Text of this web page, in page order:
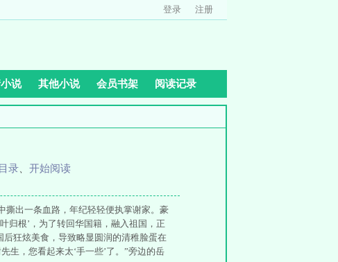
登录 注册
说 其他小说 会员书架 阅读记录
录
开始阅读
撕出一条血路，年纪轻轻便执掌谢家。豪
归根’，为了转回华国籍，融入祖国，正
狂炫美食，导致略显圆润的清稚脸蛋在
生，您看起来太‘手一些’了。”旁边的岳